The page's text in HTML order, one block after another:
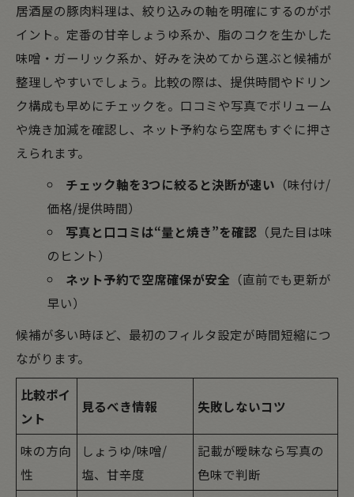
居酒屋の豚肉料理は、絞り込みの軸を明確にするのがポ
イント。定番の甘辛しょうゆ系か、脂のコクを生かした
味噌・ガーリック系か、好みを決めてから選ぶと候補が
整理しやすいでしょう。比較の際は、提供時間やドリン
ク構成も早めにチェックを。口コミや写真でボリューム
や焼き加減を確認し、ネット予約なら空席もすぐに押さ
えられます。
チェック軸を3つに絞ると決断が速い （味付け/
価格/提供時間）
写真と口コミは“量と焼き”を確認 （見た目は味
のヒント）
ネット予約で空席確保が安全 （直前でも更新が
早い）
候補が多い時ほど、最初のフィルタ設定が時間短縮につ
ながります。
比較ポイ
ント
見るべき情報 失敗しないコツ
味の方向
性
しょうゆ/味噌/
塩、甘辛度
記載が曖昧なら写真の
色味で判断